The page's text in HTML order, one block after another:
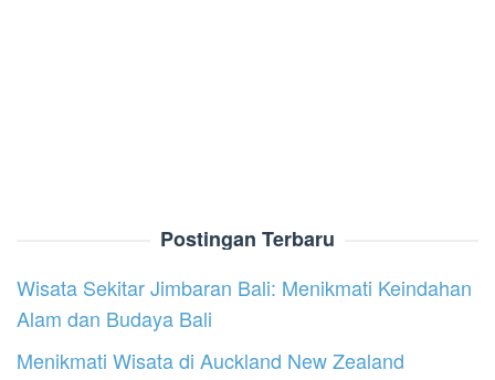
Postingan Terbaru
Wisata Sekitar Jimbaran Bali: Menikmati Keindahan
Alam dan Budaya Bali
Menikmati Wisata di Auckland New Zealand